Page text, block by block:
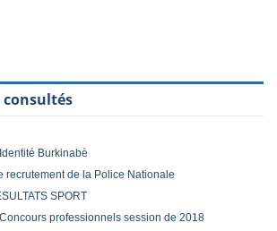
consultés
Burkinabè
recrutement de la Police Nationale
SPORT
professionnels session de 2018